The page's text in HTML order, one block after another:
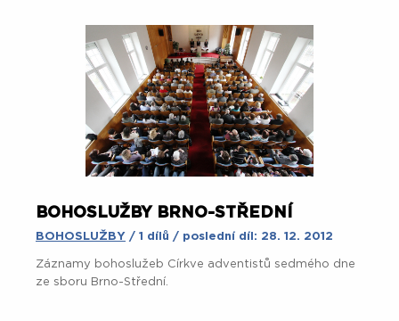
BOHOSLUŽBY BRNO-STŘEDNÍ
BOHOSLUŽBY / 1 dílů / poslední díl: 28. 12. 2012
Záznamy bohoslužeb Církve adventistů sedmého dne
ze sboru Brno-Střední.